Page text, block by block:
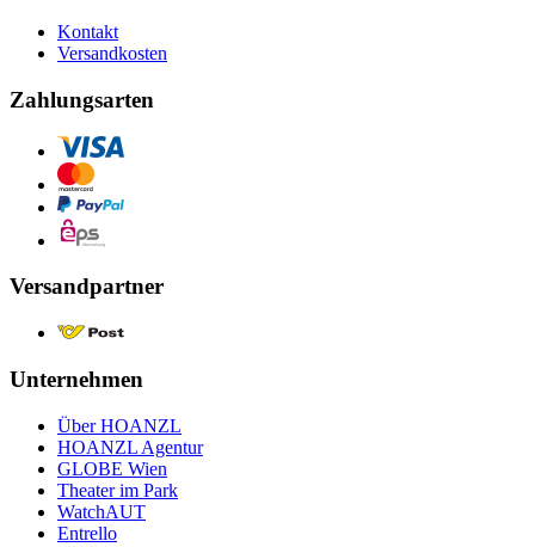
Kontakt
Versandkosten
Zahlungsarten
Versandpartner
Unternehmen
Über HOANZL
HOANZL Agentur
GLOBE Wien
Theater im Park
WatchAUT
Entrello